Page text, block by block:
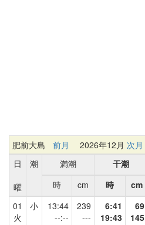
肥前大島 前月 2026年12月 次月
日
曜
潮 満潮 干潮
時
cm 時
cm
01
火
小
13:44
--:--
239
---
6:41
19:43
69
145